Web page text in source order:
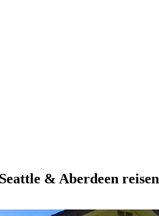
& Aberdeen reisen